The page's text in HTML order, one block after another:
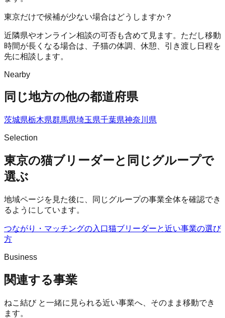
東京だけで候補が少ない場合はどうしますか？
近隣県やオンライン相談の可否も含めて見ます。ただし移動
時間が長くなる場合は、子猫の体調、休憩、引き渡し日程を
先に相談します。
Nearby
同じ地方の他の都道府県
茨城県栃木県群馬県埼玉県千葉県神奈川県
Selection
東京の猫ブリーダーと同じグループで
選ぶ
地域ページを見た後に、同じグループの事業全体を確認でき
るようにしています。
つながり・マッチングの入口猫ブリーダーと近い事業の選び
方
Business
関連する事業
ねこ結びと一緒に見られる近い事業へ、そのまま移動でき
ます。